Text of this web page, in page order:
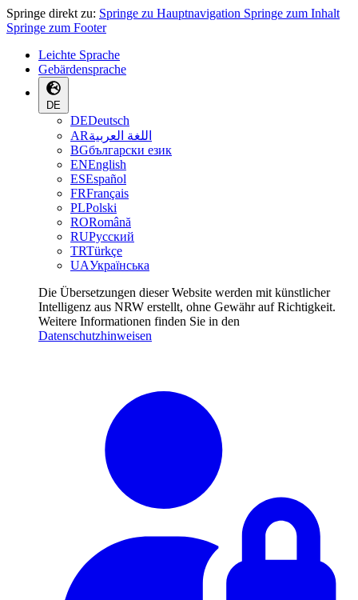
Springe direkt zu: Springe zu Hauptnavigation Springe zum Inhalt
Springe zum Footer
Leichte Sprache
Gebärdensprache
DE
DEDeutsch
ARاللغة العربية
BGбългарски език
ENEnglish
ESEspañol
FRFrançais
PLPolski
RORomână
RUРусский
TRTürkçe
UAУкраїнська
Die Übersetzungen dieser Website werden mit künstlicher
Intelligenz aus NRW erstellt, ohne Gewähr auf Richtigkeit.
Weitere Informationen finden Sie in den
Datenschutzhinweisen